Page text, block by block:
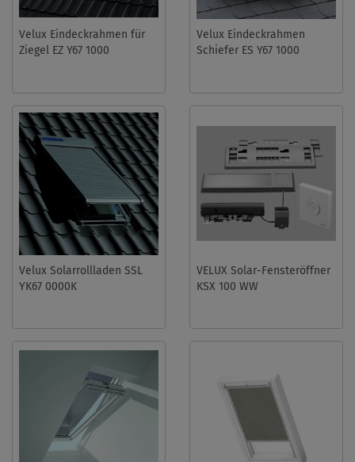
Velux Eindeckrahmen für
Ziegel EZ Y67 1000
Velux Eindeckrahmen
Schiefer ES Y67 1000
Velux Solarrollladen SSL
YK67 0000K
VELUX Solar-Fensteröffner
KSX 100 WW